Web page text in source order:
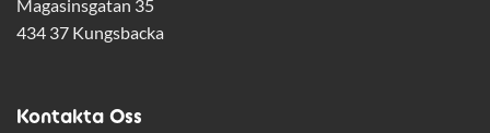
Magasinsgatan 35
434 37 Kungsbacka
Kontakta Oss